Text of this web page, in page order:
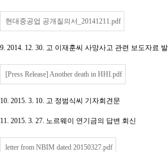
현대중공업 공개질의서_20141211.pdf
9. 2014. 12. 30. 고 이재훈씨 사망사고 관련 보도자료
[Press Release] Another death in HHI.pdf
10. 2015. 3. 10. 고 정범식씨 기자회견문
11. 2015. 3. 27. 노르웨이 연기금의 답변 회신
letter from NBIM dated 20150327.pdf